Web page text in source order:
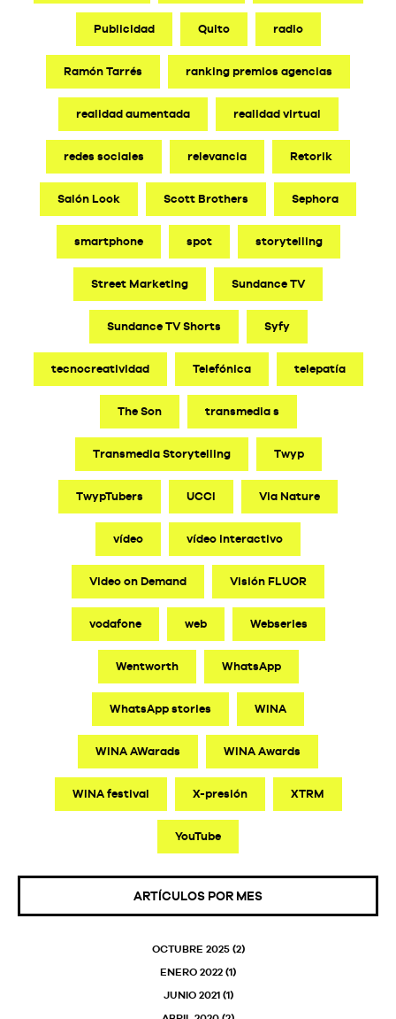
Publicidad Quito radio
Ramón Tarrés ranking premios agencias
realidad aumentada realidad virtual
redes sociales relevancia Retorik
Salón Look Scott Brothers Sephora
smartphone spot storytelling
Street Marketing Sundance TV
Sundance TV Shorts Syfy
tecnocreatividad Telefónica telepatía
The Son transmedia s
Transmedia Storytelling Twyp
TwypTubers UCCI Via Nature
vídeo vídeo interactivo
Video on Demand Visión FLUOR
vodafone web Webseries
Wentworth WhatsApp
WhatsApp stories WINA
WINA AWarads WINA Awards
WINA festival X-presión XTRM
YouTube
ARTÍCULOS POR MES
OCTUBRE 2025(2)
ENERO 2022 (1)
JUNIO 2021(1)